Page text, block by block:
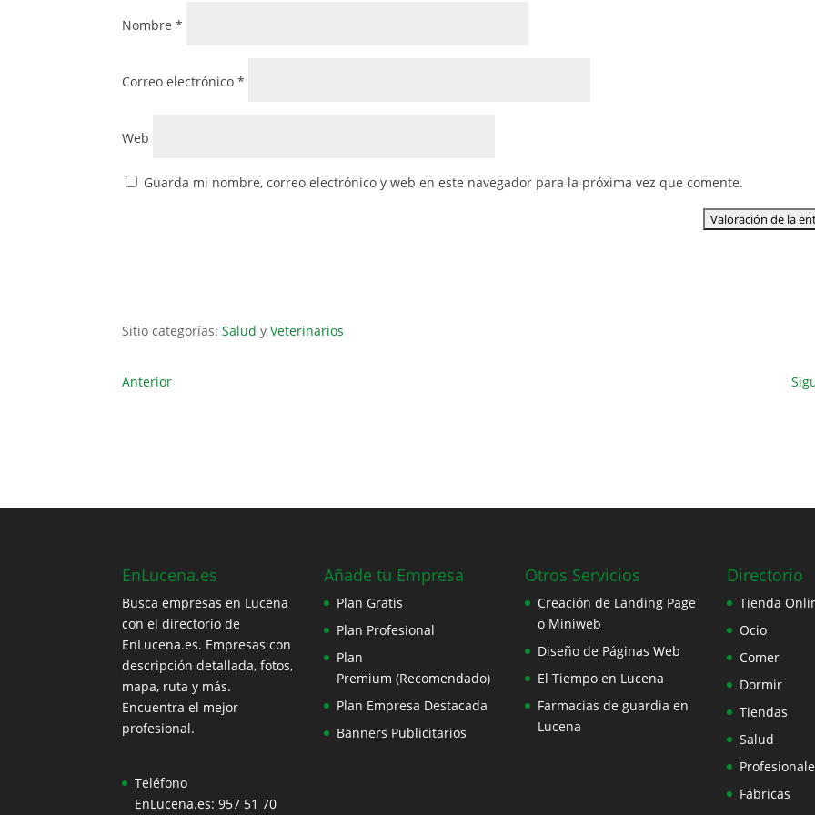
Nombre*
Correo electrónico*
Web
Guarda mi nombre, correo electrónico y web en este navegador para la próxima vez que comente.
Sitio categorías:Salud yVeterinarios
Anterior
EnLucena.es
Busca empresas en Lucena
con el directorio de
EnLucena.es. Empresas con
descripción detallada, fotos,
mapa, ruta y más.
Encuentra el mejor
profesional.
Teléfono
EnLucena.es: 957 51 70
Añade tu Empresa
Plan Gratis
Plan Profesional
Plan
Premium (Recomendado)
Plan Empresa Destacada
Banners Publicitarios
Otros Servicios
Creación de Landing Page
o Miniweb
Diseño de Páginas Web
El Tiempo en Lucena
Farmacias de guardia en
Lucena
Directorio
Tienda
Ocio
Comer
Dormir
Tiendas
Salud
Fábricas